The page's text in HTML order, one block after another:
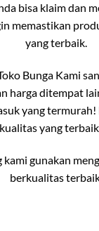
bisa klaim dan
memastikan
yang terbaik.
Bunga Kami
harga ditempat
yang
yang
kami gunakan
berkualitas